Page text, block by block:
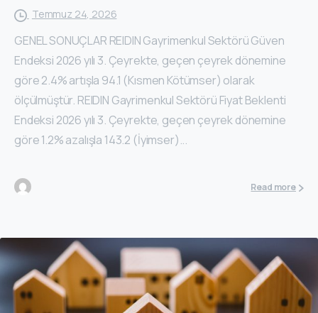
Temmuz 24, 2026
GENEL SONUÇLAR REIDIN Gayrimenkul Sektörü Güven
Endeksi 2026 yılı 3. Çeyrekte, geçen çeyrek dönemine
göre 2.4% artışla 94.1 (Kısmen Kötümser) olarak
ölçülmüştür. REIDIN Gayrimenkul Sektörü Fiyat Beklenti
Endeksi 2026 yılı 3. Çeyrekte, geçen çeyrek dönemine
göre 1.2% azalışla 143.2 (İyimser)...
Read more